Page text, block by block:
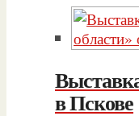
в Пскове